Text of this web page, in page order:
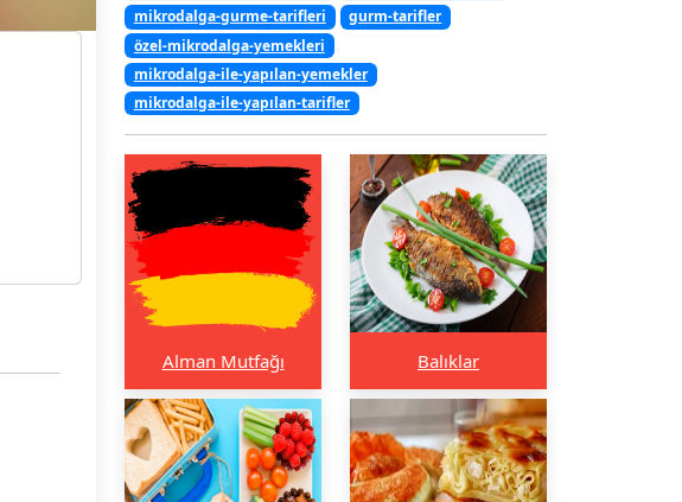
mikrodalga-gurme-tarifleri
gurm-tarifler
özel-mikrodalga-yemekleri
mikrodalga-ile-yapılan-yemekler
mikrodalga-ile-yapılan-tarifler
Alman Mutfağı Balıklar